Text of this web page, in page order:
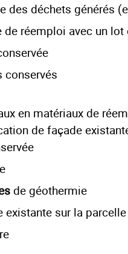
des déchets générés
réemploi avec un lot
conservés
en matériaux de
de façade
de géothermie
existante sur la parcelle